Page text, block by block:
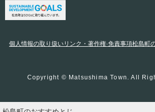
個人情報の取り扱いリンク・著作権·免責事項松島町
Copyright © Matsushima Town. All